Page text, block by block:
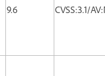
9.6 CVSS:3.1/